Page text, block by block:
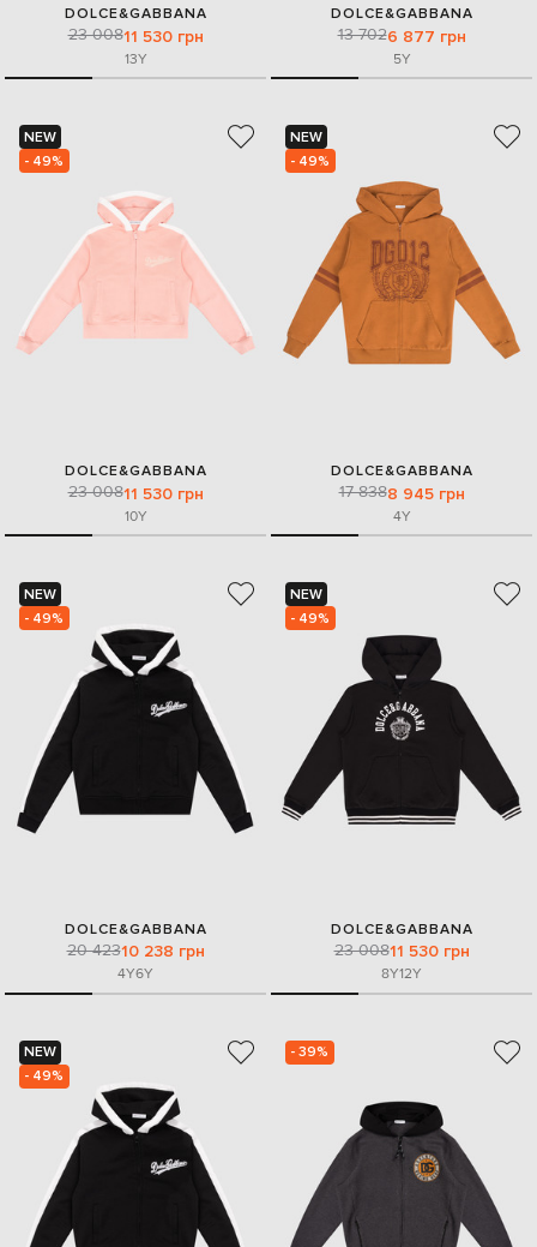
DOLCE&GABBANA
23 00811 530 грн
13Y
DOLCE&GABBANA
13 7026 877 грн
5Y
NEW
- 49%
DOLCE&GABBANA
23 00811 530 грн
10Y
NEW
- 49%
DOLCE&GABBANA
17 8388 945 грн
4Y
NEW
- 49%
DOLCE&GABBANA
20 42310 238 грн
4Y6Y
NEW
- 49%
DOLCE&GABBANA
23 00811 530 грн
8Y12Y
NEW
- 49%
- 39%